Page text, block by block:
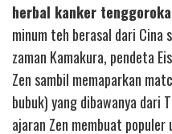
herbal kanker
minum teh berasal dari Cina
zaman Kamakura, pendeta
Zen sambil memaparkan
bubuk) yang dibawanya dari
ajaran Zen membuat